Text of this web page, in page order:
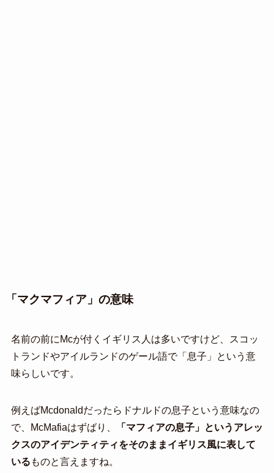
「マクマフィア」の意味
名前の前にMcが付くイギリス人は多いですけど、スコッ
トランドやアイルランドのゲール語で「息子」という意
味らしいです。
例えばMcdonaldだったらドナルドの息子という意味なの
で、McMafiaはずばり、
「マフィアの息子」というアレッ
クスのアイデンティティをそのままイギリス風に表して
いる ものと言えますね。